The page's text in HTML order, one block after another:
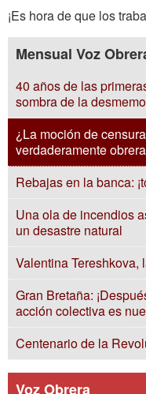
¡Es hora de que los
Mensual Voz
40 años de las
sombra de la
¿La moción de
verdaderamente
Rebajas en la banca:
Una ola de incendios
un desastre natural
Valentina Tereshkova,
Gran Bretaña:
acción colectiva es
Centenario de la
Voz Obrera